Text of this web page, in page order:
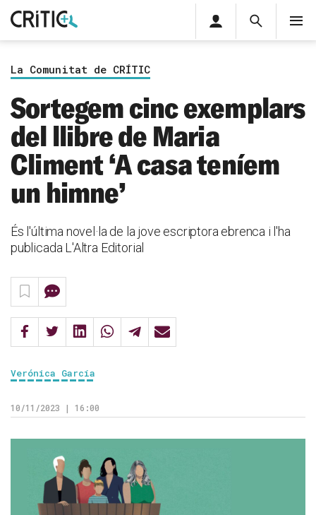
Cerca
privada
Inicia sessió
La Comunitat de CRÍTIC
Sortegem cinc exemplars
del llibre de Maria
Climent ‘A casa teníem
un himne’
És l'última novel·la de la jove escriptora ebrenca i l'ha
publicada L'Altra Editorial
Verónica García
10/11/2023 | 16:00